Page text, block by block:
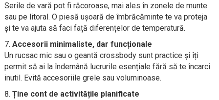
Serile de vară pot fi răcoroase, mai ales în zonele de munte
sau pe litoral. O piesă ușoară de îmbrăcăminte te va proteja
și te va ajuta să faci față diferențelor de temperatură.
Accesorii minimaliste, dar funcționale
Un rucsac mic sau o geantă crossbody sunt practice și îți
permit să ai la îndemână lucrurile esențiale fără să te încarci
inutil. Evită accesoriile grele sau voluminoase.
Ține cont de activitățile planificate